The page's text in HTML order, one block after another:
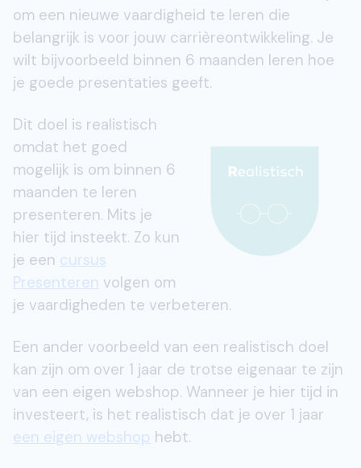
om een nieuwe vaardigheid te leren die
belangrijk is voor jouw carrièreontwikkeling. Je
wilt bijvoorbeeld binnen 6 maanden leren hoe
je goede presentaties geeft.
Dit doel is realistisch
omdat het goed
mogelijk is om binnen 6
maanden te leren
presenteren. Mits je
hier tijd insteekt. Zo kun
je een cursus
Presenteren volgen om
je vaardigheden te verbeteren.
Een ander voorbeeld van een realistisch doel
kan zijn om over 1 jaar de trotse eigenaar te zijn
van een eigen webshop. Wanneer je hier tijd in
investeert, is het realistisch dat je over 1 jaar
een eigen webshop hebt.